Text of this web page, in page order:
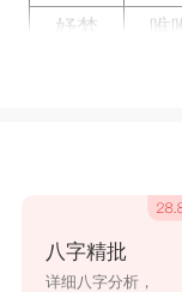
妤梦
唯
语
蓓
元菁
八字精批
详细八字分析，